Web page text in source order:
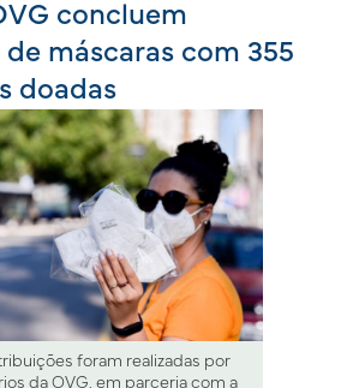
concluem
máscaras com 355
doadas
foram realizadas por
da OVG, em parceria com a